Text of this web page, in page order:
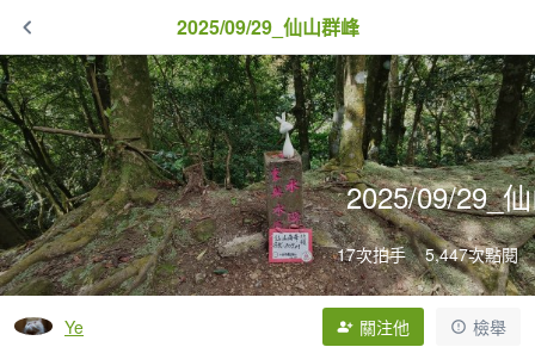
2025/09/29_仙山群峰
2025/09/29_
17次拍手 5,447次點閱
Ye 關注他 檢舉